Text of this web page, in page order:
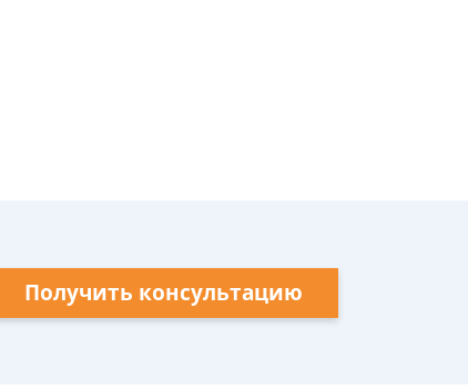
Получить консультацию